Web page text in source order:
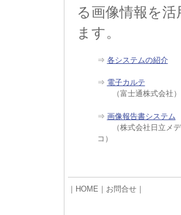
る画像情報を
ます。
⇒ 各システムの紹介
⇒ 電子カルテ
（富士通株式会社）
⇒ 画像報告書システム
（株式会社日立メデ
コ）
｜ HOME ｜ お問合せ｜